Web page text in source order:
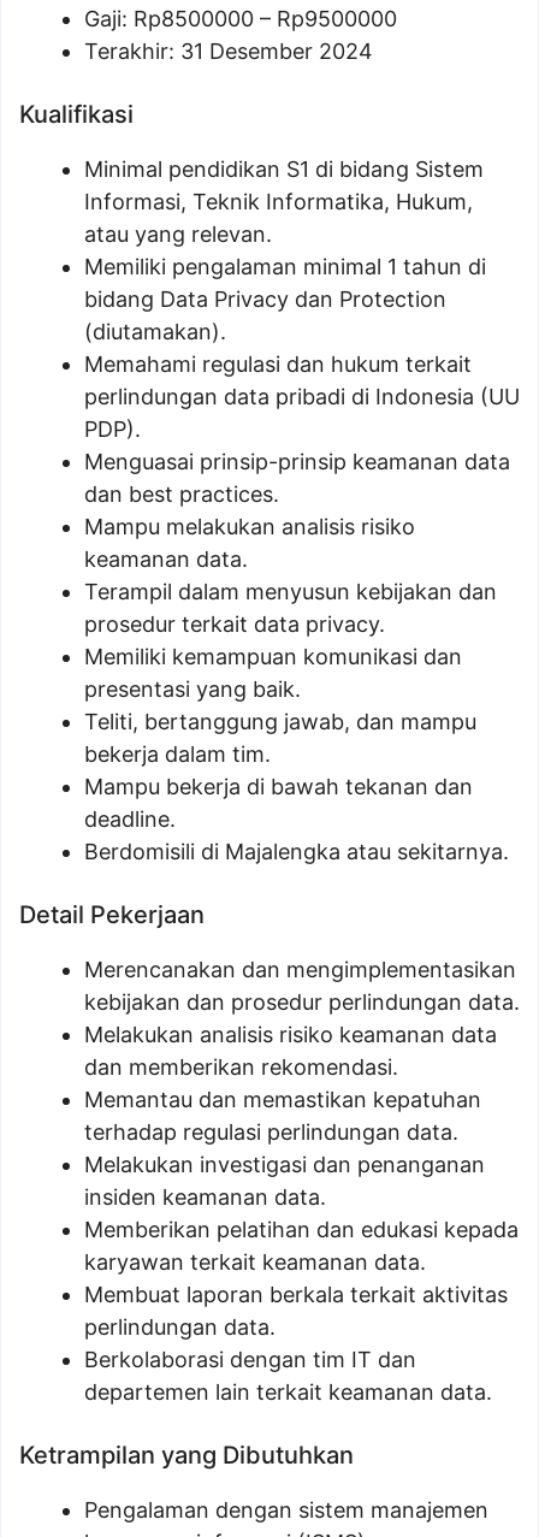
Gaji: Rp8500000 – Rp9500000
Terakhir: 31 Desember 2024
Kualifikasi
Minimal pendidikan S1 di bidang Sistem
Informasi, Teknik Informatika, Hukum,
atau yang relevan.
Memiliki pengalaman minimal 1 tahun di
bidang Data Privacy dan Protection
(diutamakan).
Memahami regulasi dan hukum terkait
perlindungan data pribadi di Indonesia (UU
PDP).
Menguasai prinsip-prinsip keamanan data
dan best practices.
Mampu melakukan analisis risiko
keamanan data.
Terampil dalam menyusun kebijakan dan
prosedur terkait data privacy.
Memiliki kemampuan komunikasi dan
presentasi yang baik.
Teliti, bertanggung jawab, dan mampu
bekerja dalam tim.
Mampu bekerja di bawah tekanan dan
deadline.
Berdomisili di Majalengka atau sekitarnya.
Detail Pekerjaan
Merencanakan dan mengimplementasikan
kebijakan dan prosedur perlindungan data.
Melakukan analisis risiko keamanan data
dan memberikan rekomendasi.
Memantau dan memastikan kepatuhan
terhadap regulasi perlindungan data.
Melakukan investigasi dan penanganan
insiden keamanan data.
Memberikan pelatihan dan edukasi kepada
karyawan terkait keamanan data.
Membuat laporan berkala terkait aktivitas
perlindungan data.
Berkolaborasi dengan tim IT dan
departemen lain terkait keamanan data.
Ketrampilan yang Dibutuhkan
Pengalaman dengan sistem manajemen